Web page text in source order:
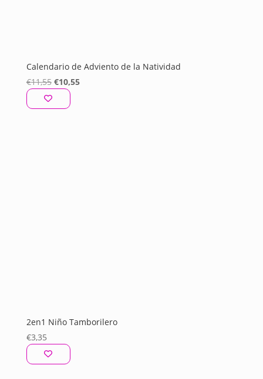
Calendario de Adviento de la Natividad
€11,55 El
precio
original
€10,55El
2en1 Niño Tamborilero
€3,35